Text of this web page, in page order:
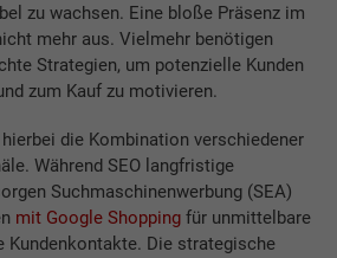
zu wachsen. Eine bloße Präsenz im
mehr aus. Vielmehr benötigen
Strategien, um potenzielle Kunden
zum Kauf zu motivieren.
die Kombination verschiedener
Während SEO langfristige
Suchmaschinenwerbung (SEA)
mit Google Shopping für unmittelbare
Kundenkontakte. Die strategische